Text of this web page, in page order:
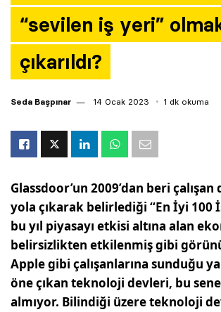
“sevilen iş yeri”
çıkarıldı?
Seda Başpınar 14 Ocak 2023 1 dk okuma
Glassdoor’un 2009’dan beri
yola çıkarak belirlediği “En İyi 100
bu yıl piyasayı etkisi altına alan
belirsizlikten etkilenmiş gibi
Apple gibi çalışanlarına sunduğu
öne çıkan teknoloji devleri, bu
almıyor. Bilindiği üzere teknoloji